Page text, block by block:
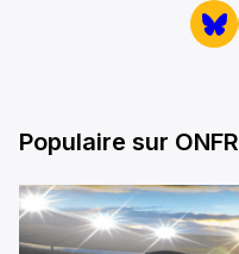
Populaire sur ONFR